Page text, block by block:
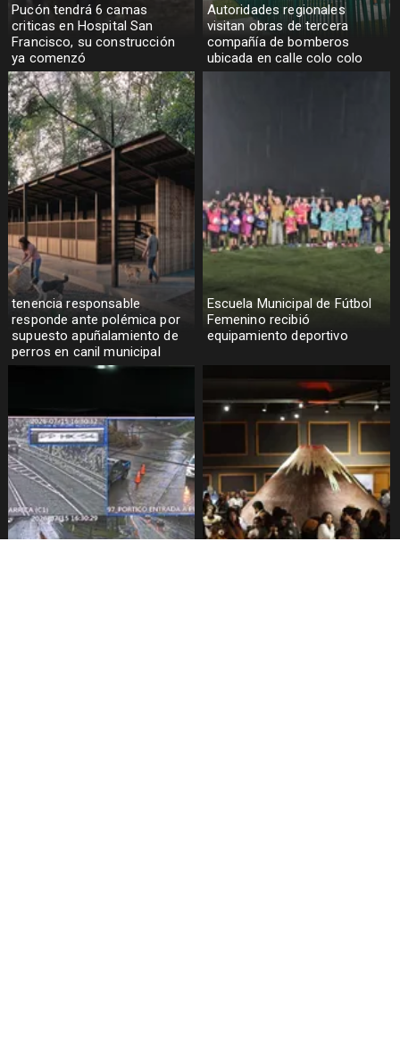
Pucón tendrá 6 camas
criticas en Hospital San
Francisco, su construcción
ya comenzó
Autoridades regionales
visitan obras de tercera
compañía de bomberos
ubicada en calle colo colo
tenencia responsable
responde ante polémica por
supuesto apuñalamiento de
perros en canil municipal
Escuela Municipal de Fútbol
Femenino recibió
equipamiento deportivo